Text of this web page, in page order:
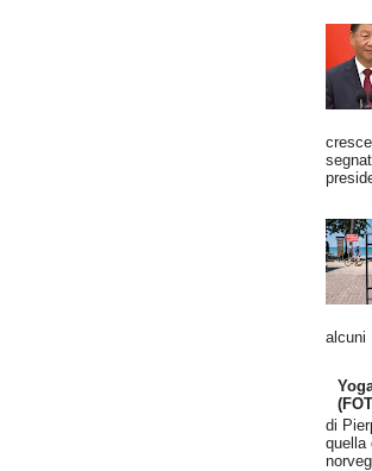
alcuni
di
quella